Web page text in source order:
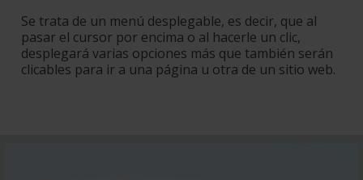
Se trata de un menú desplegable, es decir, que al
pasar el cursor por encima o al hacerle un clic,
desplegará varias opciones más que también serán
clicables para ir a una página u otra de un sitio web.